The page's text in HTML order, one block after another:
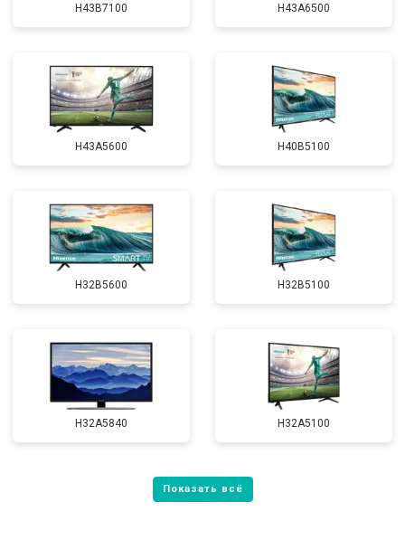
H43B7100 H43A6500
H43A5600 H40B5100
H32B5600 H32B5100
H32A5840 H32A5100